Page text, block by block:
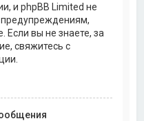
и phpBB Limited не
предупреждениям,
Если вы не знаете, за
свяжитесь с